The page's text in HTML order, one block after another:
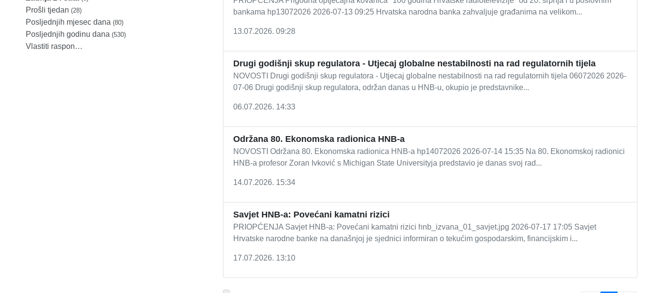
Prošli tjedan (28)
Posljednjih mjesec dana (80)
Posljednjih godinu dana (530)
Vlastiti raspon…
bankama hp13072026 2026-07-13 09:25 Hrvatska narodna banka zahvaljuje građanima na velikom...
13.07.2026. 09:28
Drugi godišnji skup regulatora - Utjecaj globalne nestabilnosti na rad regulatornih tijela
NOVOSTI Drugi godišnji skup regulatora - Utjecaj globalne nestabilnosti na rad regulatornih tijela 06072026 2026-
07-06 Drugi godišnji skup regulatora, održan danas u HNB-u, okupio je predstavnike...
06.07.2026. 14:33
Održana 80. Ekonomska radionica HNB-a
NOVOSTI Održana 80. Ekonomska radionica HNB-a hp14072026 2026-07-14 15:35 Na 80. Ekonomskoj radionici
HNB-a profesor Zoran Ivković s Michigan State Universityja predstavio je danas svoj rad...
14.07.2026. 15:34
Savjet HNB-a: Povećani kamatni rizici
PRIOPĆENJA Savjet HNB-a: Povećani kamatni rizici hnb_izvana_01_savjet.jpg 2026-07-17 17:05 Savjet
Hrvatske narodne banke na današnjoj je sjednici informiran o tekućim gospodarskim, financijskim i...
17.07.2026. 13:10